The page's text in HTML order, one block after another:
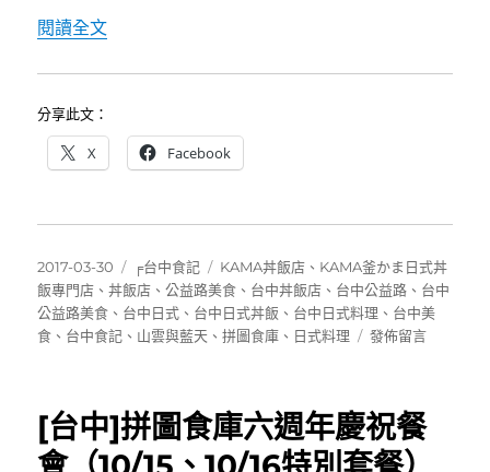
閱讀全文〈[台中公益路美食]KAMA釜かま日式丼飯專門
分享此文：
X Facebook
發
佈
日
期:
2017-03-30
分
類
╒台中食記
標
籤
KAMA丼飯店 、 KAMA釜かま日式丼
飯專門店 、丼飯店 、公益路美食 、 台中丼飯店 、 台中公益路 、 台中
公益路美食 、 台中日式 、 台中日式丼飯 、 台中日式料理 、 台中美
食 、 台中食記 、 山雲與藍天 、拼圖食庫 、 日式料理
在
益
路
發佈留言
[台中]拼圖食庫六週年慶祝餐